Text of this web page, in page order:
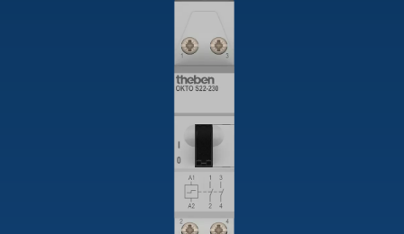
Détecteurs de présence et de mouvement
Contrôle du temps et de la lumière
Commande d'éclairage DALI-2